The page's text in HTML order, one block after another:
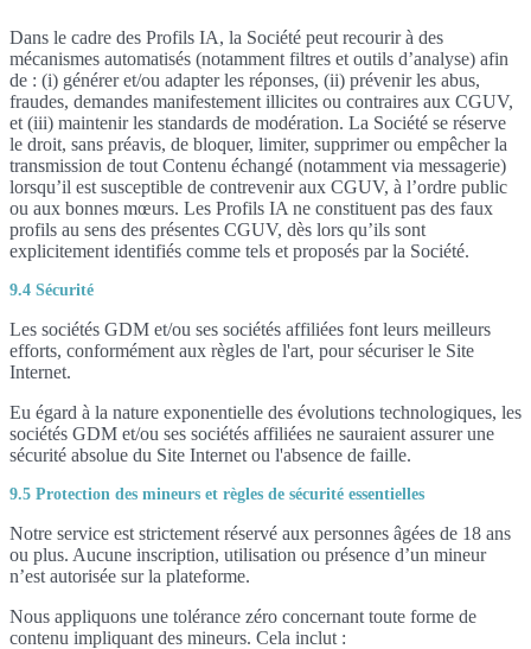
Dans le cadre des Profils IA, la Société peut recourir à des
mécanismes automatisés (notamment filtres et outils d’analyse) afin
de : (i) générer et/ou adapter les réponses, (ii) prévenir les abus,
fraudes, demandes manifestement illicites ou contraires aux CGUV,
et (iii) maintenir les standards de modération. La Société se réserve
le droit, sans préavis, de bloquer, limiter, supprimer ou empêcher la
transmission de tout Contenu échangé (notamment via messagerie)
lorsqu’il est susceptible de contrevenir aux CGUV, à l’ordre public
ou aux bonnes mœurs. Les Profils IA ne constituent pas des faux
profils au sens des présentes CGUV, dès lors qu’ils sont
explicitement identifiés comme tels et proposés par la Société.
9.4 Sécurité
Les sociétés GDM et/ou ses sociétés affiliées font leurs meilleurs
efforts, conformément aux règles de l'art, pour sécuriser le Site
Internet.
Eu égard à la nature exponentielle des évolutions technologiques, les
sociétés GDM et/ou ses sociétés affiliées ne sauraient assurer une
sécurité absolue du Site Internet ou l'absence de faille.
9.5 Protection des mineurs et règles de sécurité essentielles
Notre service est strictement réservé aux personnes âgées de 18 ans
ou plus. Aucune inscription, utilisation ou présence d’un mineur
n’est autorisée sur la plateforme.
Nous appliquons une tolérance zéro concernant toute forme de
contenu impliquant des mineurs. Cela inclut :